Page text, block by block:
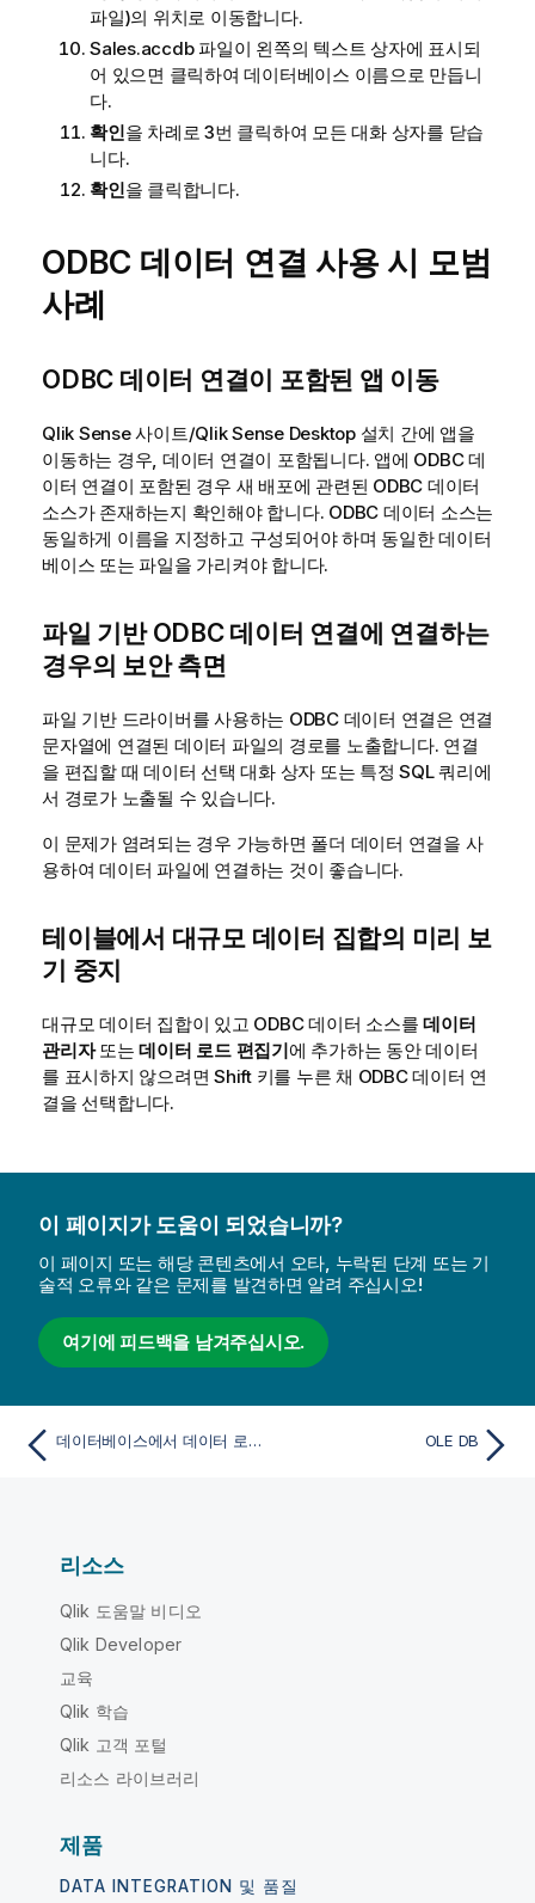
파일)의 위치로 이동합니다.
Sales.accdb파일이 왼쪽의 텍스트 상자에 표시되
어 있으면 클릭하여 데이터베이스 이름으로 만듭니
다.
확인을 차례로 3번 클릭하여 모든 대화 상자를 닫습
니다.
확인을 클릭합니다.
ODBC 데이터 연결 사용 시 모범
사례
ODBC 데이터 연결이 포함된 앱 이동
Qlik Sense사이트/Qlik Sense Desktop설치 간에 앱을
이동하는 경우, 데이터 연결이 포함됩니다. 앱에 ODBC데
이터 연결이 포함된 경우 새 배포에 관련된 ODBC 데이터
소스가 존재하는지 확인해야 합니다. ODBC 데이터 소스는
동일하게 이름을 지정하고 구성되어야 하며 동일한 데이터
베이스 또는 파일을 가리켜야 합니다.
파일 기반 ODBC데이터 연결에 연결하는
경우의 보안 측면
파일 기반 드라이버를 사용하는 ODBC데이터 연결은 연결
문자열에 연결된 데이터 파일의 경로를 노출합니다. 연결
을 편집할 때 데이터 선택 대화 상자 또는 특정SQL쿼리에
서 경로가 노출될 수 있습니다.
이 문제가 염려되는 경우 가능하면 폴더 데이터 연결을 사
용하여 데이터 파일에 연결하는 것이 좋습니다.
테이블에서 대규모 데이터 집합의 미리 보
기 중지
대규모 데이터 집합이 있고 ODBC데이터 소스를 데이터
관리자또는데이터 로드 편집기에 추가하는 동안 데이터
를 표시하지 않으려면 Shift 키를 누른 채 ODBC데이터 연
결을 선택합니다.
이 페이지가 도움이 되었습니까?
이 페이지 또는 해당 콘텐츠에서 오타, 누락된 단계 또는 기
술적 오류와 같은 문제를 발견하면 알려 주십시오!
여기에 피드백을 남겨주십시오.
데이터베이스에서 데이터 로드 OLE DB
리소스
Qlik 도움말 비디오
Qlik Developer
교육
Qlik 학습
Qlik 고객 포털
리소스 라이브러리
제품
DATA INTEGRATION 및 품질